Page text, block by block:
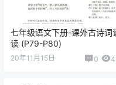
七年级语文下册-课外古诗词
读 (P79-P80)
20年11月15日 0